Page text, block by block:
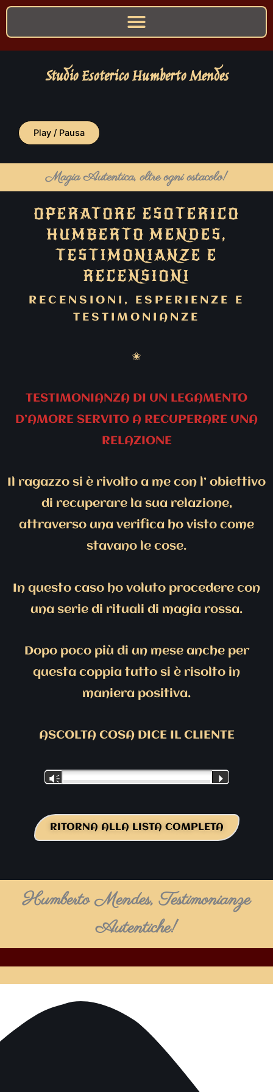
Studio Esoterico Humberto Mendes
Play / Pausa
Magia Autentica, oltre ogni ostacolo!
OPERATORE ESOTERICO
HUMBERTO MENDES,
TESTIMONIANZE E
RECENSIONI
RECENSIONI, ESPERIENZE E
TESTIMONIANZE
✬
TESTIMONIANZA DI UN LEGAMENTO
D’AMORE SERVITO A RECUPERARE UNA
RELAZIONE
Il ragazzo si è rivolto a me con l’ obiettivo
di recuperare la sua relazione,
attraverso una verifica ho visto come
stavano le cose.
In questo caso ho voluto procedere con
una serie di rituali di magia rossa.
Dopo poco più di un mese anche per
questa coppia tutto si è risolto in
maniera positiva.
ASCOLTA COSA DICE IL CLIENTE
Audio
Vm P
RITORNA ALLA LISTA COMPLETA
Humberto Mendes, Testimonianze
Autentiche!